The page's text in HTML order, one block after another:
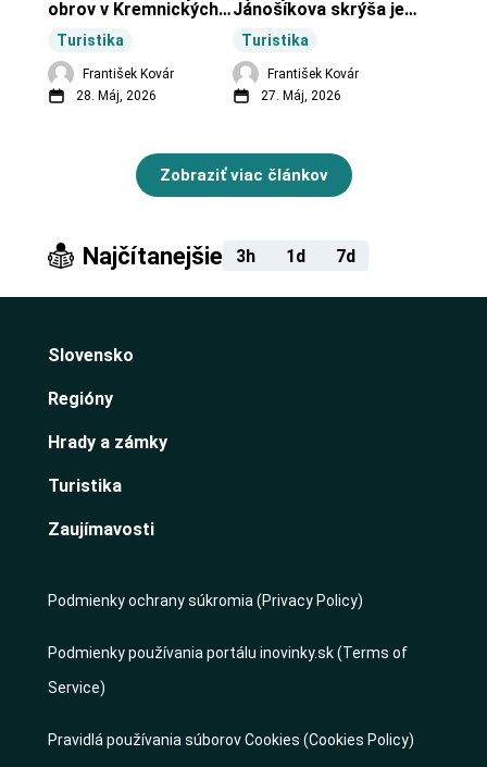
Turistika
obrov v Kremnických
František Kovár
28. Máj, 2026
Turistika
Jánošíkova skrýša je
obci Budiná.
František Kovár
27. Máj, 2026
Zobraziť viac článkov
Najčítanejšie 3h 1d 7d
Slovensko
Regióny
Hrady a zámky
Turistika
Zaujímavosti
Podmienky ochrany súkromia (Privacy Policy)
Podmienky používania portálu inovinky.sk (Terms of
Service)
Pravidlá používania súborov Cookies (Cookies Policy)